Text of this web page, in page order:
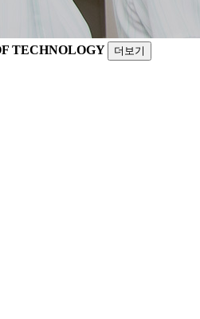
TECHNOLOGY 더보기